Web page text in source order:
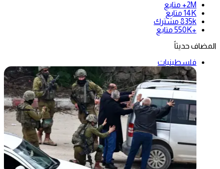
2M+
متابع
14K متابع
835k مشترك
+550K
متابع
المضاف حديثاً
فلسطينيات